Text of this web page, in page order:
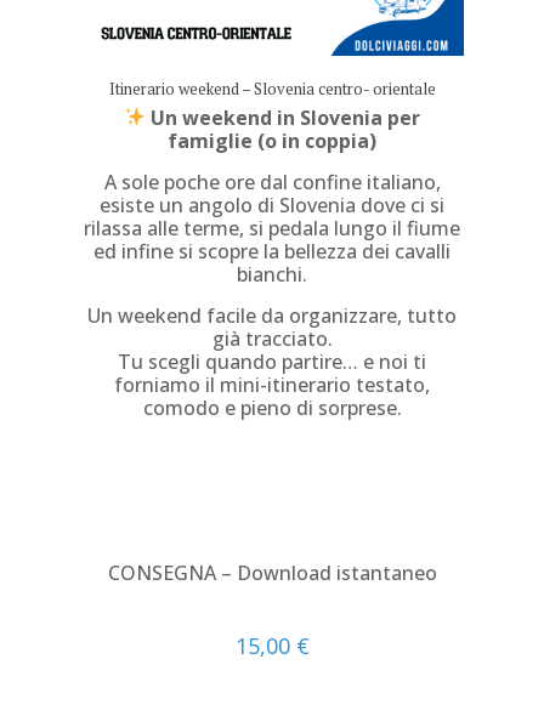
Itinerario weekend – Slovenia centro- orientale
Un weekend in Slovenia per
famiglie (o in coppia)
A sole poche ore dal confine italiano,
esiste un angolo di Slovenia dove ci si
rilassa alle terme, si pedala lungo il fiume
ed infine si scopre la bellezza dei cavalli
bianchi.
Un weekend facile da organizzare, tutto
già tracciato.
Tu scegli quando partire… e noi ti
forniamo il mini-itinerario testato,
comodo e pieno di sorprese.
CONSEGNA – Download istantaneo
15,00 €